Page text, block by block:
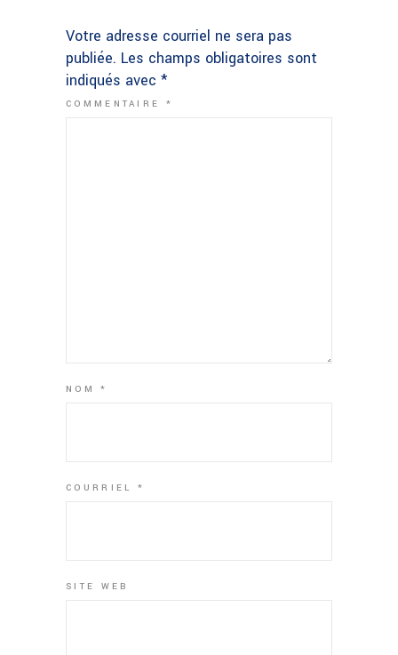
Votre adresse courriel ne sera pas
publiée. Les champs obligatoires sont
indiqués avec *
COMMENTAIRE *
NOM*
COURRIEL *
SITE WEB